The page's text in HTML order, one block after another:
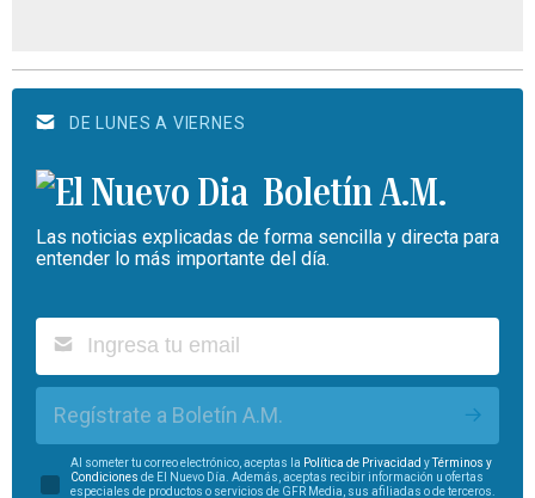
DE LUNES A VIERNES
Boletín A.M.
Las noticias explicadas de forma sencilla y directa para
entender lo más importante del día.
Regístrate a Boletín A.M.
Al someter tu correo electrónico, aceptas la Política de Privacidad yTérminos y
Condiciones de El Nuevo Día. Además, aceptas recibir información u ofertas
especiales de productos o servicios de GFR Media, sus afiliadas o de terceros.